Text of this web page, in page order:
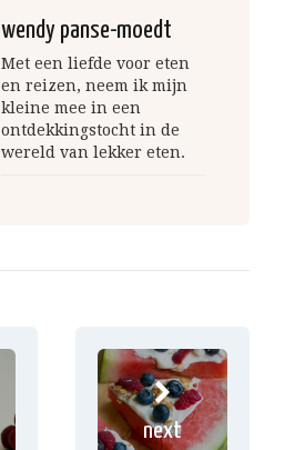
wendy panse-moedt
Met een liefde voor eten
en reizen, neem ik mijn
kleine mee in een
ontdekkingstocht in de
wereld van lekker eten.
next